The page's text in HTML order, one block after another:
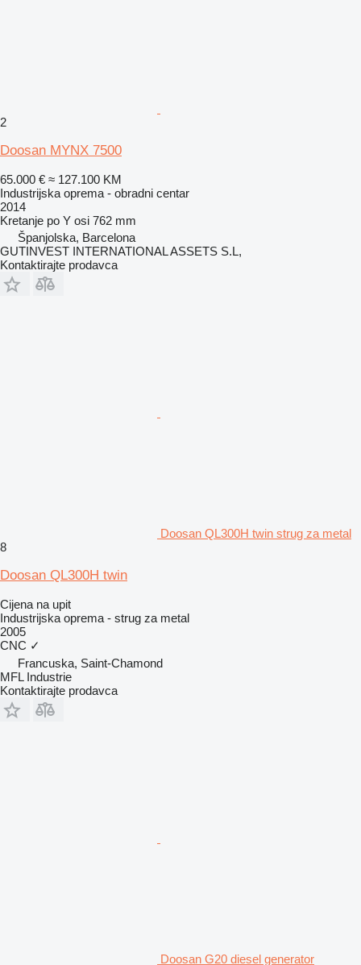
2
Doosan MYNX 7500
65.000 € ≈ 127.100 KM
Industrijska oprema - obradni centar
2014
Kretanje po Y osi 762 mm
Španjolska, Barcelona
GUTINVEST INTERNATIONAL ASSETS S.L,
Kontaktirajte prodavca
Doosan QL300H twin strug za metal
8
Doosan QL300H twin
Cijena na upit
Industrijska oprema - strug za metal
2005
CNC ✓
Francuska, Saint-Chamond
MFL Industrie
Kontaktirajte prodavca
Doosan G20 diesel generator